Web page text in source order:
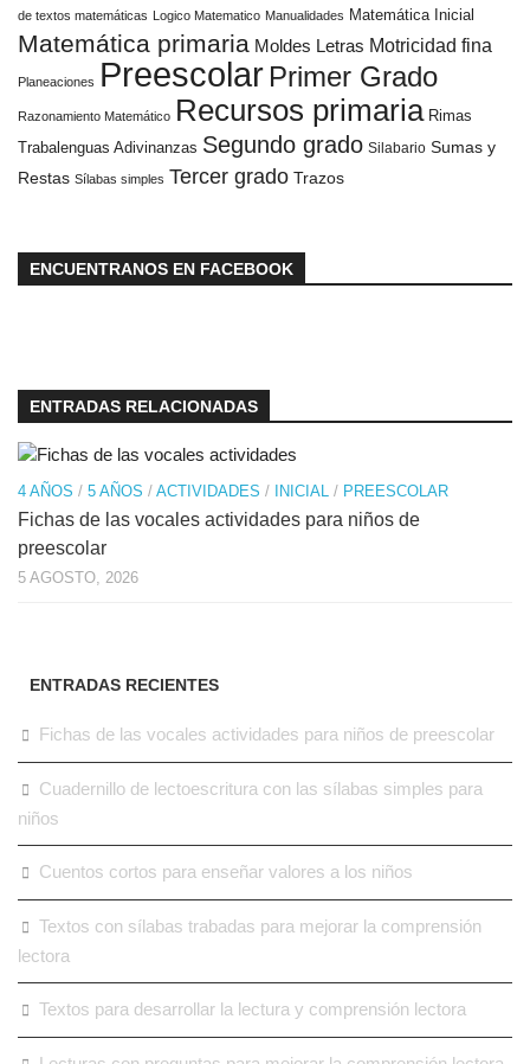
de textos matemáticas Logico Matematico Manualidades Matemática Inicial
Matemática primaria Moldes Letras Motricidad fina
Planeaciones Preescolar Primer Grado
Razonamiento Matemático Recursos primaria Rimas
Trabalenguas Adivinanzas Segundo grado Silabario Sumas y
Restas Sílabas simples Tercer grado Trazos
ENCUENTRANOS EN FACEBOOK
ENTRADAS RELACIONADAS
4 AÑOS / 5 AÑOS / ACTIVIDADES / INICIAL / PREESCOLAR
Fichas de las vocales actividades para niños de
preescolar
5 AGOSTO, 2026
ENTRADAS RECIENTES
Fichas de las vocales actividades para niños de preescolar
Cuadernillo de lectoescritura con las sílabas simples para
niños
Cuentos cortos para enseñar valores a los niños
Textos con sílabas trabadas para mejorar la comprensión
lectora
Textos para desarrollar la lectura y comprensión lectora